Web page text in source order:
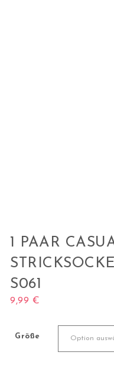
1 PAAR
S061
9,99 €
Größe